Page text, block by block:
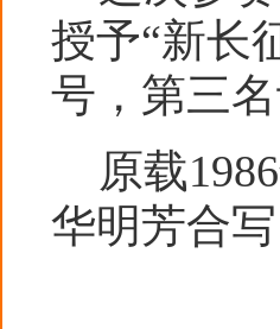
授予“新长
号，第三
原载1986
华明芳合写